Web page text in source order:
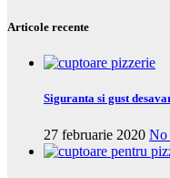
Articole recente
Siguranta si gust
27 februarie 2020 No